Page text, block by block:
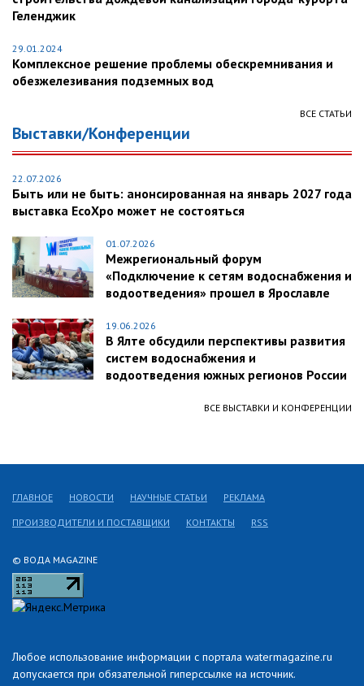
Геленджик
29.01.2024
Комплексное решение проблемы обескремнивания и
обезжелезивания подземных вод
ВСЕ СТАТЬИ
Выставки/Конференции
22.07.2026
Быть или не быть: анонсированная на январь 2027 года
выставка EcoXpo может не состояться
01.07.2026
Межрегиональный форум
«Подключение к сетям водоснабжения и
водоотведения» прошел в Ярославле
19.06.2026
В Ялте обсудили перспективы развития
систем водоснабжения и
водоотведения южных регионов России
ВСЕ ВЫСТАВКИ И КОНФЕРЕНЦИИ
© ВОДА MAGAZINE
Любое использование информации с портала watermagazine.ru
допускается при обязательной гиперссылке на источник.
ГЛАВНОЕ НОВОСТИ НАУЧНЫЕ СТАТЬИ РЕКЛАМА
ПРОИЗВОДИТЕЛИ И ПОСТАВЩИКИ КОНТАКТЫ RSS